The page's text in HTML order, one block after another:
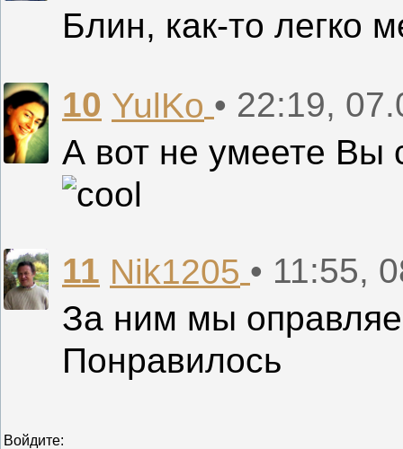
Блин, как-то легко
10 YulKo • 22:19,
А вот не умеете Вы
11 Nik1205 • 11:55,
За ним мы
Понравилось
Войдите: